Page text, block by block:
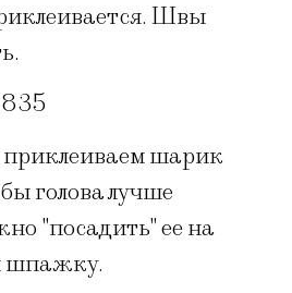
Швы
приклеиваем шарик
голова лучше
"посадить" ее на
шпажку.